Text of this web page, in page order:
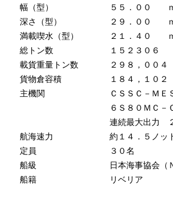
幅（型）
５５．００
深さ（型）
２９．００
満載喫水（型）
２１．４０
総トン数
１５２３０６
載貨重量トン数
２９８，００
貨物倉容積
１８４，１０
主機関
ＣＳＳＣ－Ｍ
６Ｓ８０ＭＣ
連続最大出力
航海速力
約１４．５ノッ
定員
３０名
船級
日本海事協会（
船籍
リベリア